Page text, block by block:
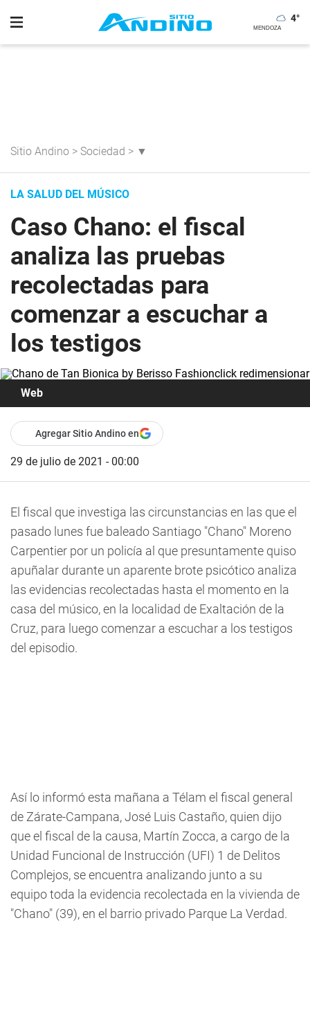
4°
Sitio Andino > Sociedad > ▼
LA SALUD DEL MÚSICO
Caso Chano: el fiscal
analiza las pruebas
recolectadas para
comenzar a escuchar a
los testigos
Web
Agregar Sitio Andino en
29 de julio de 2021 - 00:00
El fiscal que investiga las circunstancias en las que el
pasado lunes fue baleado Santiago "Chano" Moreno
Carpentier por un policía al que presuntamente quiso
apuñalar durante un aparente brote psicótico analiza
las evidencias recolectadas hasta el momento en la
casa del músico, en la localidad de Exaltación de la
Cruz, para luego comenzar a escuchar a los testigos
del episodio.
Así lo informó esta mañana a Télam el fiscal general
de Zárate-Campana, José Luis Castaño, quien dijo
que el fiscal de la causa, Martín Zocca, a cargo de la
Unidad Funcional de Instrucción (UFI) 1 de Delitos
Complejos, se encuentra analizando junto a su
equipo toda la evidencia recolectada en la vivienda de
"Chano" (39), en el barrio privado Parque La Verdad.